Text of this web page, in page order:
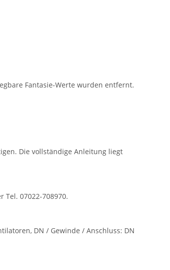
Fantasie-Werte wurden entfernt.
Die vollständige Anleitung liegt
07022-708970.
DN / Gewinde / Anschluss: DN